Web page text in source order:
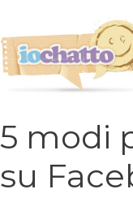
5 modi
su